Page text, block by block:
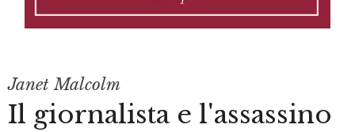
Janet Malcolm
Il giornalista e l'assassino